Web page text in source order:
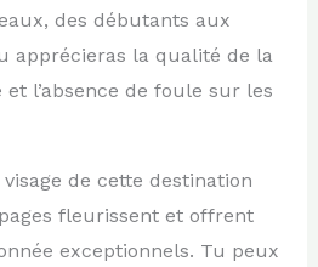
des débutants aux
apprécieras la qualité de la
l’absence de foule sur les
de cette destination
fleurissent et offrent
exceptionnels. Tu peux